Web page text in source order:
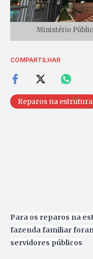
Ministério
COMPARTILHAR
Reparos na estrutura
Para os reparos na
fazenda familiar
servidores públicos